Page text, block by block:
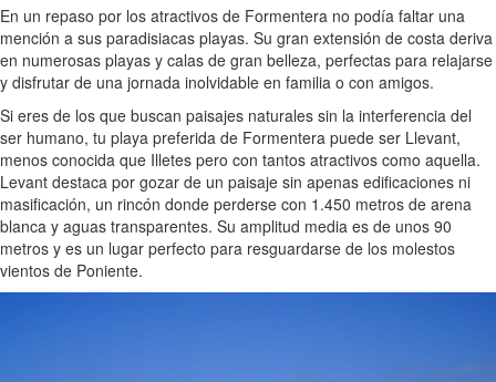
En un repaso por los atractivos de Formentera no podía faltar una
mención a sus paradisiacas playas. Su gran extensión de costa deriva
en numerosas playas y calas de gran belleza, perfectas para relajarse
y disfrutar de una jornada inolvidable en familia o con amigos.
Si eres de los que buscan paisajes naturales sin la interferencia del
ser humano, tu playa preferida de Formentera puede ser Llevant,
menos conocida que Illetes pero con tantos atractivos como aquella.
Levant destaca por gozar de un paisaje sin apenas edificaciones ni
masificación, un rincón donde perderse con 1.450 metros de arena
blanca y aguas transparentes. Su amplitud media es de unos 90
metros y es un lugar perfecto para resguardarse de los molestos
vientos de Poniente.